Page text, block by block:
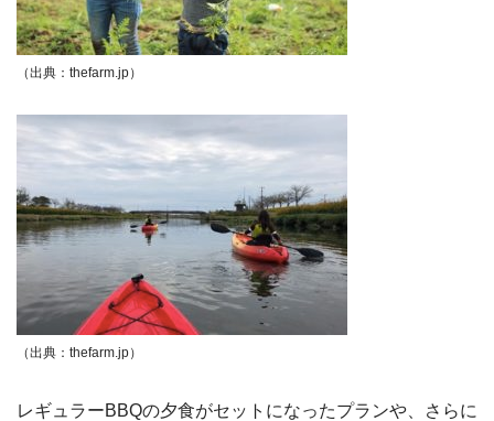
（出典：thefarm.jp）
（出典：thefarm.jp）
レギュラーBBQの夕食がセットになったプランや、さらに